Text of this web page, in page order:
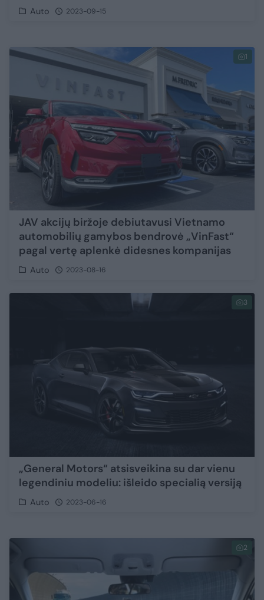
Auto 2023-09-15
1
JAV akcijų biržoje debiutavusi Vietnamo
automobilių gamybos bendrovė „VinFast“
pagal vertę aplenkė didesnes kompanijas
Auto 2023-08-16
3
„General Motors“ atsisveikina su dar vienu
legendiniu modeliu: išleido specialią versiją
Auto 2023-06-16
2